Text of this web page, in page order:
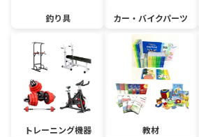
釣り具 カー・バイクパーツ
トレーニング機器 教材